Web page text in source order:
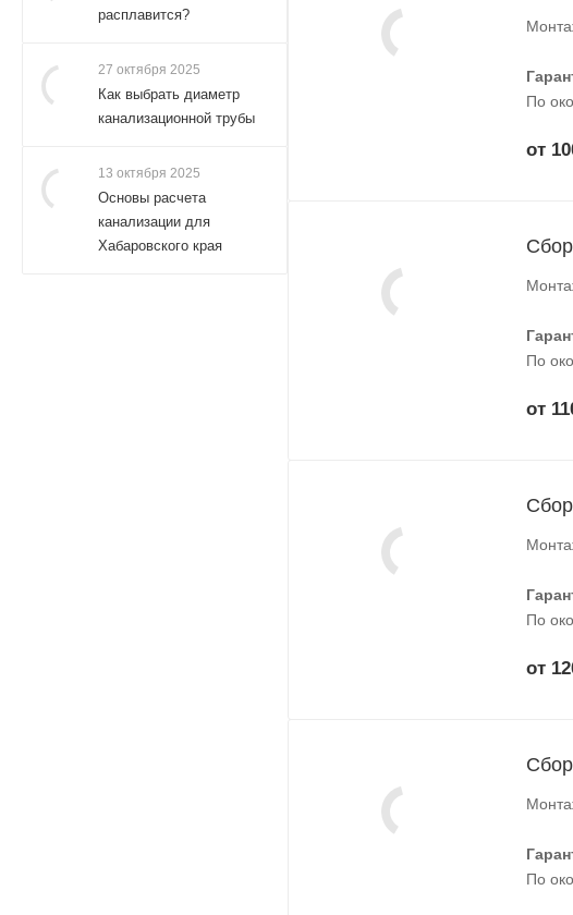
По
от
По
от
По
от
По
расплавится?
27 октября 2025
Как выбрать диаметр
канализационной трубы
13 октября 2025
Основы расчета
канализации для
Хабаровского края